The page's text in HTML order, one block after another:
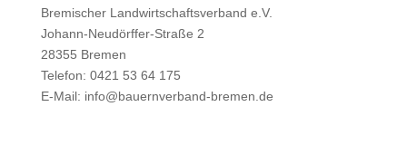
Bremischer Landwirtschaftsverband e.V.
Johann-Neudörffer-Straße 2
28355 Bremen
Telefon: 0421 53 64 175
E-Mail: info@bauernverband-bremen.de